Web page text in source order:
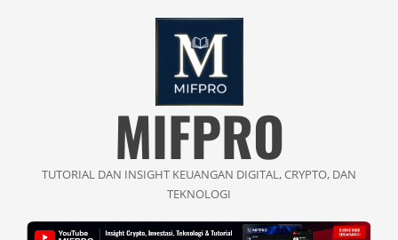
MIFPRO
TUTORIAL DAN INSIGHT KEUANGAN DIGITAL, CRYPTO, DAN
TEKNOLOGI